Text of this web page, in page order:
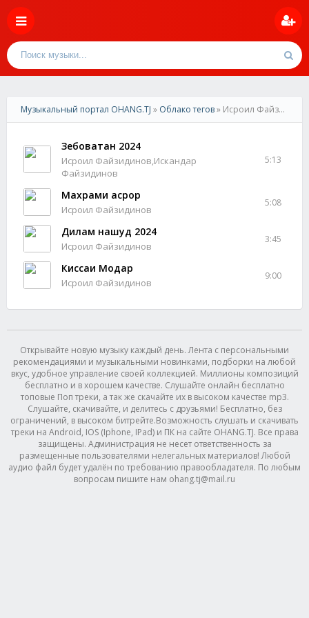
Музыкальный портал OHANG.TJ » Облако тегов» Исроил Файзидинов
Зебоватан 2024
Исроил Файзидинов,Искандар
Файзидинов
5:13
Махрами асрор
Исроил Файзидинов
5:08
Дилам нашуд 2024
Исроил Файзидинов
3:45
Киссаи Модар
Исроил Файзидинов
9:00
Открывайте новую музыку каждый день. Лента с персональными
рекомендациями и музыкальными новинками, подборки на любой
вкус, удобное управление своей коллекцией. Миллионы композиций
бесплатно и в хорошем качестве. Слушайте онлайн бесплатно
топовые Поп треки, а так же скачайте их в высоком качестве mp3.
Слушайте, скачивайте, и делитесь с друзьями! Бесплатно, без
ограничений, в высоком битрейте.Возможность слушать и скачивать
треки на Android, IOS (Iphone, IPad) и ПК на сайте OHANG.TJ. Все права
защищены. Администрация не несет ответственность за
размещенные пользователями нелегальных материалов! Любой
аудио файл будет удалён по требованию правообладателя. По любым
вопросам пишите нам ohang.tj@mail.ru